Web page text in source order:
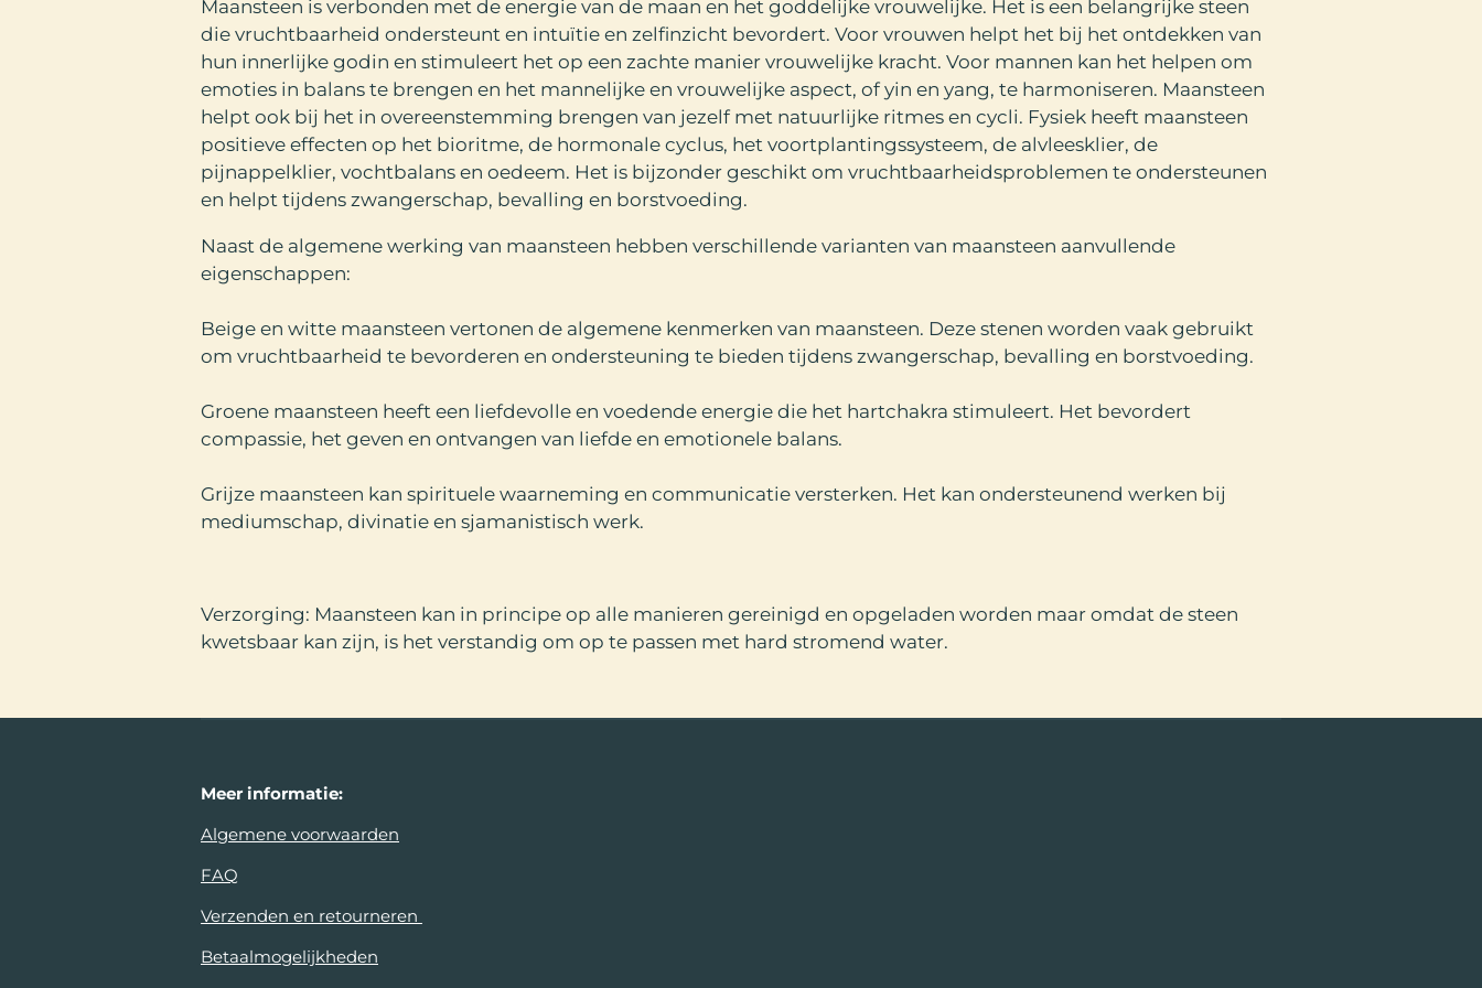
Maansteen is verbonden met de energie van de maan en het goddelijke vrouwelijke. Het is een belangrijke steen
die vruchtbaarheid ondersteunt en intuïtie en zelfinzicht bevordert. Voor vrouwen helpt het bij het ontdekken van
hun innerlijke godin en stimuleert het op een zachte manier vrouwelijke kracht. Voor mannen kan het helpen om
emoties in balans te brengen en het mannelijke en vrouwelijke aspect, of yin en yang, te harmoniseren. Maansteen
helpt ook bij het in overeenstemming brengen van jezelf met natuurlijke ritmes en cycli. Fysiek heeft maansteen
positieve effecten op het bioritme, de hormonale cyclus, het voortplantingssysteem, de alvleesklier, de
pijnappelklier, vochtbalans en oedeem. Het is bijzonder geschikt om vruchtbaarheidsproblemen te ondersteunen
en helpt tijdens zwangerschap, bevalling en borstvoeding.
Naast de algemene werking van maansteen hebben verschillende varianten van maansteen aanvullende
eigenschappen:
Beige en witte maansteen vertonen de algemene kenmerken van maansteen. Deze stenen worden vaak gebruikt
om vruchtbaarheid te bevorderen en ondersteuning te bieden tijdens zwangerschap, bevalling en borstvoeding.
Groene maansteen heeft een liefdevolle en voedende energie die het hartchakra stimuleert. Het bevordert
compassie, het geven en ontvangen van liefde en emotionele balans.
Grijze maansteen kan spirituele waarneming en communicatie versterken. Het kan ondersteunend werken bij
mediumschap, divinatie en sjamanistisch werk.
Verzorging: Maansteen kan in principe op alle manieren gereinigd en opgeladen worden maar omdat de steen
kwetsbaar kan zijn, is het verstandig om op te passen met hard stromend water.
Meer informatie:
Algemene voorwaarden
FAQ
Verzenden en retourneren
Betaalmogelijkheden